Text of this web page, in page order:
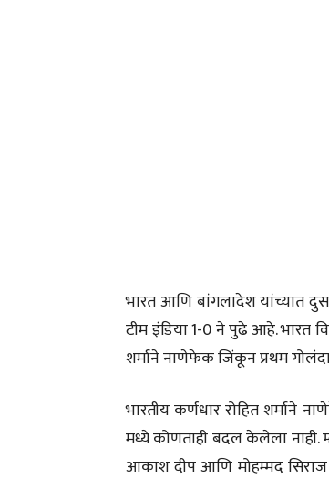
भारत आणि बांगलादेश यांच्यात
टीम इंडिया 1-0 ने पुढे आहे. भारत
शर्माने नाणेफेक जिंकून प्रथम
भारतीय कर्णधार रोहित शर्माने
मध्ये कोणताही बदल केलेला नाही.
आकाश दीप आणि मोहम्मद सिराज